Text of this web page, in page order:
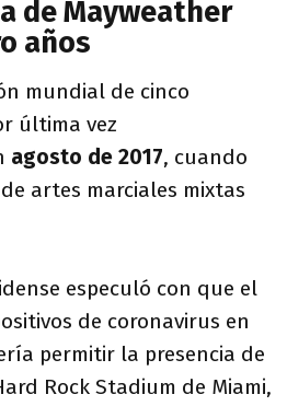
de Mayweather
años
mundial de cinco
última vez
agosto de 2017, cuando
artes marciales mixtas
especuló con que el
de coronavirus en
permitir la presencia de
Rock Stadium de Miami,